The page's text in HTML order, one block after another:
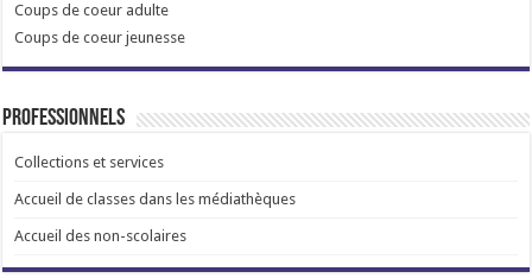
Coups de coeur adulte
Coups de coeur jeunesse
Professionnels
Collections et services
Accueil de classes dans les médiathèques
Accueil des non-scolaires